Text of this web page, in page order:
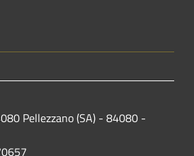
Pellezzano (SA) - 84080 -